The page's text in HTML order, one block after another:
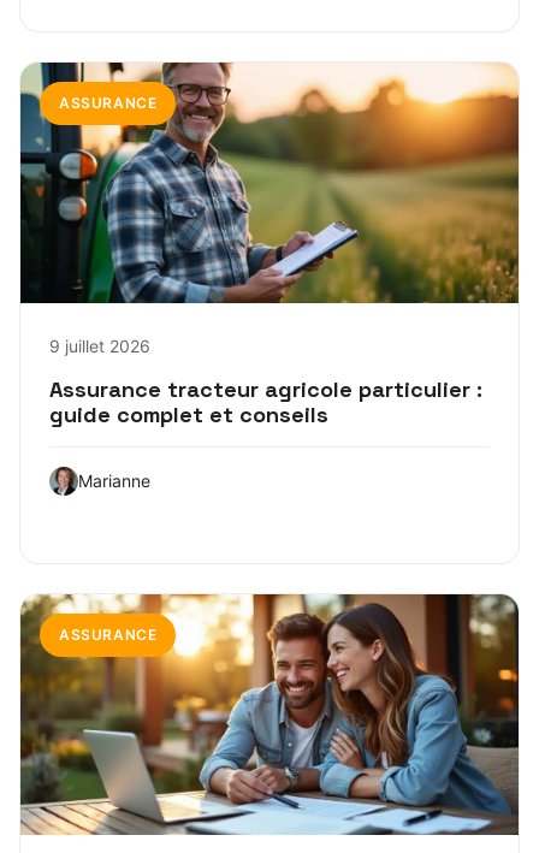
ASSURANCE
9 juillet 2026
Assurance tracteur agricole particulier :
guide complet et conseils
Marianne
ASSURANCE